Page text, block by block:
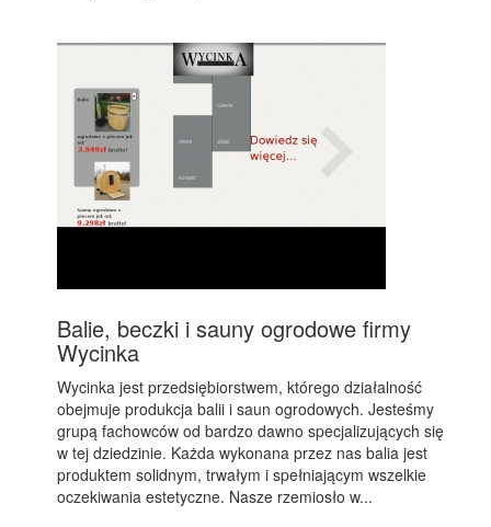
Balie, beczki i sauny ogrodowe firmy
Wycinka
Wycinka jest przedsiębiorstwem, którego działalność
obejmuje produkcja balii i saun ogrodowych. Jesteśmy
grupą fachowców od bardzo dawno specjalizujących się
w tej dziedzinie. Każda wykonana przez nas balia jest
produktem solidnym, trwałym i spełniającym wszelkie
oczekiwania estetyczne. Nasze rzemiosło w...